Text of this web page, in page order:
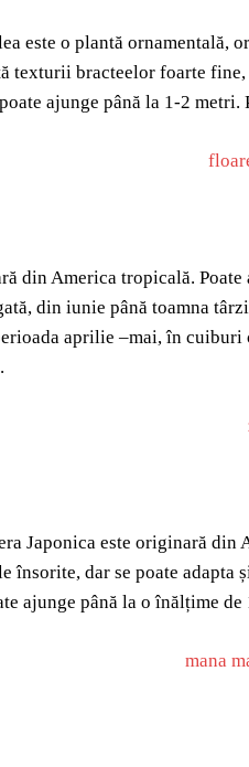
este o plantă ornamentală,
texturii bracteelor foarte
ajunge până la 1-2
din America tropicală.
din iunie până toamna
aprilie –mai, în
Japonica este originară
dar se poate adapta
ajunge până la o înălțime